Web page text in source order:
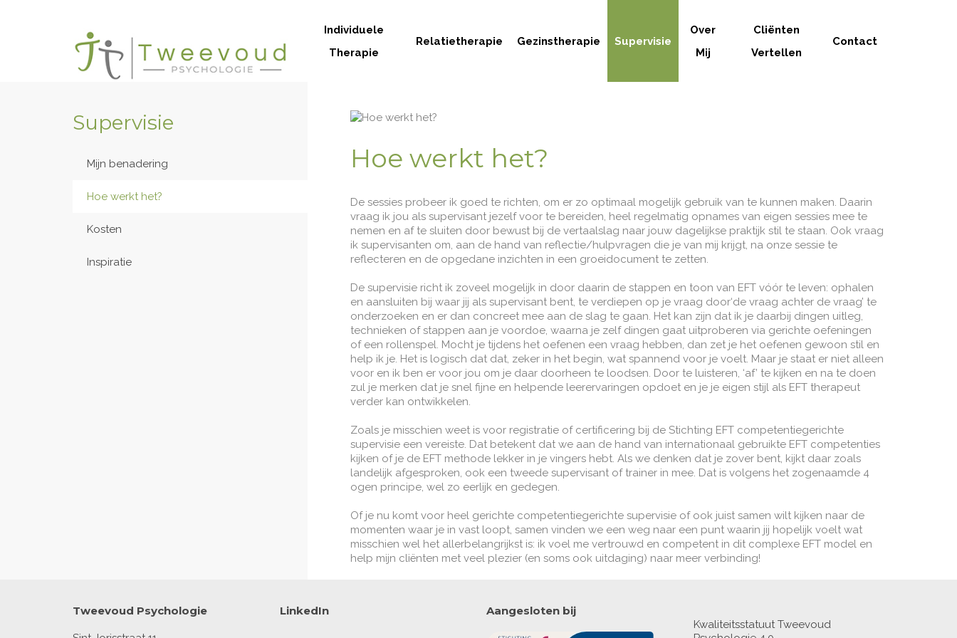
Individuele
Therapie
Relatietherapie Gezinstherapie Supervisie
Over
Mij
Cliënten
Vertellen
Contact
Supervisie
Mijn benadering
Hoe werkt het?
Kosten
Inspiratie
Hoe werkt het?
De sessies probeer ik goed te richten, om er zo optimaal mogelijk gebruik van te kunnen maken. Daarin
vraag ik jou als supervisant jezelf voor te bereiden, heel regelmatig opnames van eigen sessies mee te
nemen en af te sluiten door bewust bij de vertaalslag naar jouw dagelijkse praktijk stil te staan. Ook vraag
ik supervisanten om, aan de hand van reflectie/hulpvragen die je van mij krijgt, na onze sessie te
reflecteren en de opgedane inzichten in een groeidocument te zetten.
De supervisie richt ik zoveel mogelijk in door daarin de stappen en toon van EFT vóór te leven: ophalen
en aansluiten bij waar jij als supervisant bent, te verdiepen op je vraag door‘de vraag achter de vraag’ te
onderzoeken en er dan concreet mee aan de slag te gaan. Het kan zijn dat ik je daarbij dingen uitleg,
technieken of stappen aan je voordoe, waarna je zelf dingen gaat uitproberen via gerichte oefeningen
of een rollenspel. Mocht je tijdens het oefenen een vraag hebben, dan zet je het oefenen gewoon stil en
help ik je. Het is logisch dat dat, zeker in het begin, wat spannend voor je voelt. Maar je staat er niet alleen
voor en ik ben er voor jou om je daar doorheen te loodsen. Door te luisteren, ‘af’ te kijken en na te doen
zul je merken dat je snel fijne en helpende leerervaringen opdoet en je je eigen stijl als EFT therapeut
verder kan ontwikkelen.
Zoals je misschien weet is voor registratie of certificering bij de Stichting EFT competentiegerichte
supervisie een vereiste. Dat betekent dat we aan de hand van internationaal gebruikte EFT competenties
kijken of je de EFT methode lekker in je vingers hebt. Als we denken dat je zover bent, kijkt daar zoals
landelijk afgesproken, ook een tweede supervisant of trainer in mee. Dat is volgens het zogenaamde 4
ogen principe, wel zo eerlijk en gedegen.
Of je nu komt voor heel gerichte competentiegerichte supervisie of ook juist samen wilt kijken naar de
momenten waar je in vast loopt, samen vinden we een weg naar een punt waarin jij hopelijk voelt wat
misschien wel het allerbelangrijkst is: ik voel me vertrouwd en competent in dit complexe EFT model en
help mijn cliënten met veel plezier (en soms ook uitdaging) naar meer verbinding!
Tweevoud Psychologie LinkedIn Aangesloten bij
Kwaliteitsstatuut Tweevoud